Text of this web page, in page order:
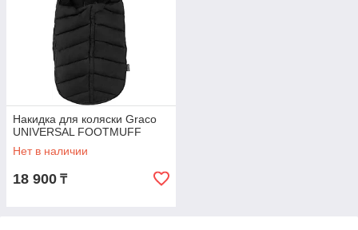
Накидка для коляски Graco
UNIVERSAL FOOTMUFF
Нет в наличии
18 900 ₸